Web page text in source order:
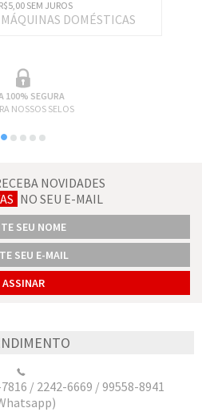
R$5,00SEM JUROS
DOMÉSTICAS
100% SEGURA
NOSSOS SELOS
NOVIDADES
NO SEU E-MAIL
/ 2242-6669 / 99558-8941